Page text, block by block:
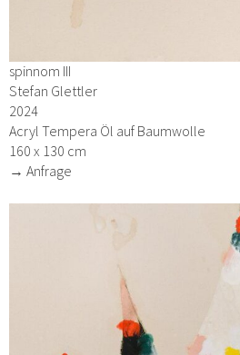
spinnom III
Stefan Glettler
2024
Acryl Tempera Öl auf Baumwolle
160 x 130 cm
→ Anfrage